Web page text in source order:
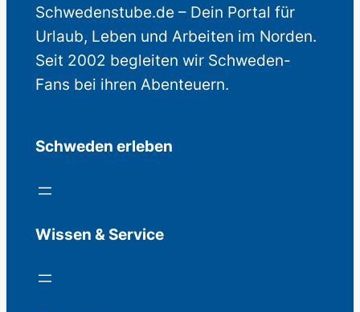
Schwedenstube.de – Dein Portal für
Urlaub, Leben und Arbeiten im Norden.
Seit 2002 begleiten wir Schweden-
Fans bei ihren Abenteuern.
Schweden erleben
Wissen & Service